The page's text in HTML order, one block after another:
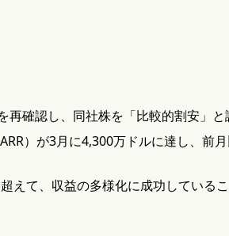
確認し、同社株を「比較的割安」と
）が3月に4,300万ドルに達し、前
えて、収益の多様化に成功している